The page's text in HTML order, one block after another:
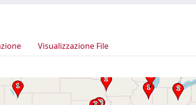
Visualizzazione File